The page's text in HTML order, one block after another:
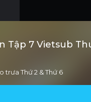
Tập 7 Vietsub
trưaThứ 2 &Thứ 6